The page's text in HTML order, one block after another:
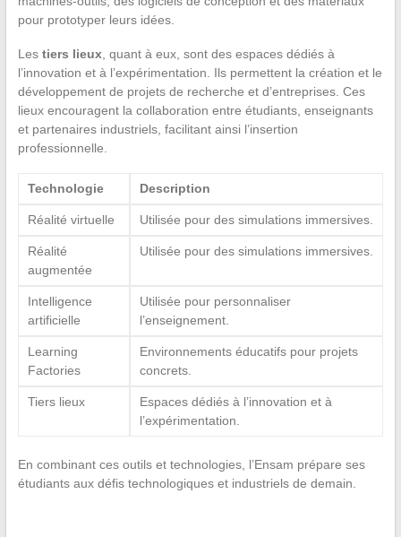
pour prototyper leurs idées.
Les tiers lieux, quant à eux, sont des espaces dédiés à
l’innovation et à l’expérimentation. Ils permettent la création et le
développement de projets de recherche et d’entreprises. Ces
lieux encouragent la collaboration entre étudiants, enseignants
et partenaires industriels, facilitant ainsi l’insertion
professionnelle.
Technologie Description
Réalité virtuelle Utilisée pour des simulations immersives.
Réalité
augmentée
Utilisée pour des simulations immersives.
Intelligence
artificielle
Utilisée pour personnaliser
l’enseignement.
Learning
Factories
Environnements éducatifs pour projets
concrets.
Tiers lieux
Espaces dédiés à l’innovation et à
l’expérimentation.
En combinant ces outils et technologies, l’Ensam prépare ses
étudiants aux défis technologiques et industriels de demain.